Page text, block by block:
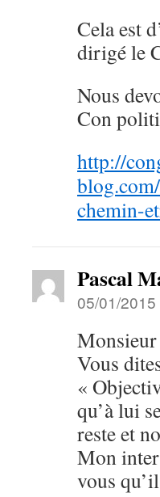
Cela est
dirigé le
Nous
Con
http://
chemin-
Pascal
05/01/2015
Monsieur
Vous
«
qu’à lui
reste et
Mon
vous